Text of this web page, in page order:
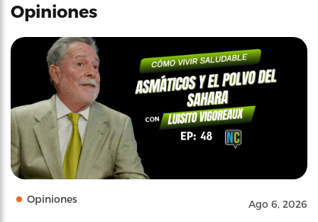
Opiniones
Opiniones Ago 6, 2026